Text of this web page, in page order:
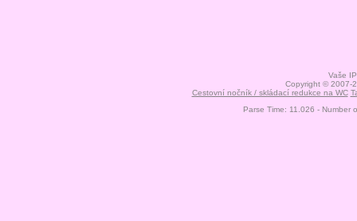
Vaše
Copyright © 2007-
Cestovní nočník / skládací redukce na WC
Parse Time: 11.026 - Number